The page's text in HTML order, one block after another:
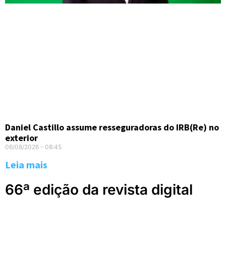
Daniel Castillo assume resseguradoras do IRB(Re) no
exterior
06/08/2026 08:45
Leia mais
66ª edição da revista digital